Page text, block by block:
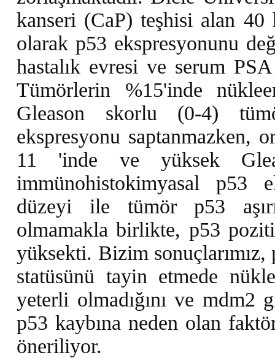
kanseri (CaP) teşhisi alan 40
olarak p53 ekspresyonunu
hastalık evresi ve serum
Tümörlerin %15'inde
Gleason skorlu (0-4)
ekspresyonu saptanmazken,
11 'inde ve yüksek
immünohistokimyasal p53
düzeyi ile tümör p53
olmamakla birlikte, p53
yüksekti. Bizim
statüsünü tayin etmede
yeterli olmadığını ve mdm2
p53 kaybına neden olan
öneriliyor.